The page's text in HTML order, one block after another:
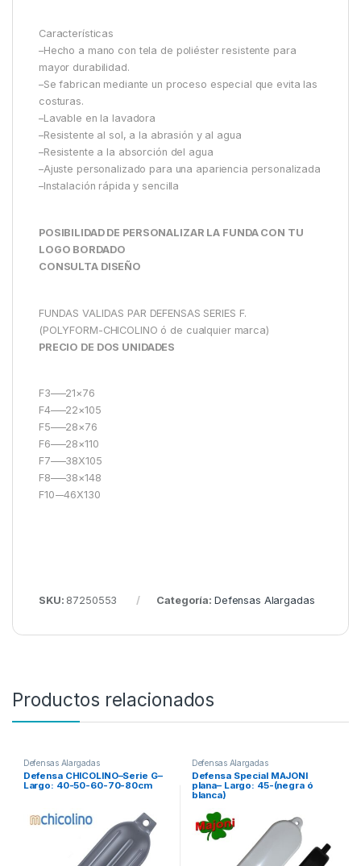
Características
–Hecho a mano con tela de poliéster resistente para
mayor durabilidad.
–Se fabrican mediante un proceso especial que evita las
costuras.
–Lavable en la lavadora
–Resistente al sol, a la abrasión y al agua
–Resistente a la absorción del agua
–Ajuste personalizado para una apariencia personalizada
–Instalación rápida y sencilla
POSIBILIDAD DE PERSONALIZAR LA FUNDA CON TU
LOGO BORDADO
CONSULTA DISEÑO
FUNDAS VALIDAS PAR DEFENSAS SERIES F.
(POLYFORM-CHICOLINO ó de cualquier marca)
PRECIO DE DOS UNIDADES
F3–—21×76
F4–—22×105
F5–—28×76
F6–—28×110
F7–—38X105
F8–—38×148
F10-–46X130
SKU: 87250553 Categoría: Defensas Alargadas
Productos relacionados
Defensas Alargadas
Defensa CHICOLINO–Serie G–
Largo: 40-50-60-70-80cm
Defensas Alargadas
Defensa Special MAJONI
plana– Largo: 45-(negra ó
blanca)